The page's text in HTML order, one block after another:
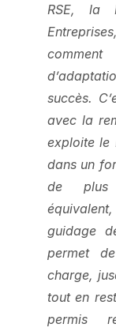
RSE, la
succès.
avec la
exploite le
dans un
de plus
guidage
permet
charge,
tout en
permis